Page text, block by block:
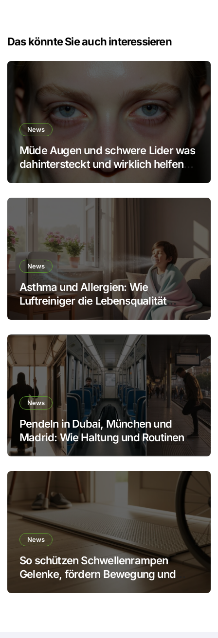
Das könnte Sie auch interessieren
News
Müde Augen und schwere Lider was
dahintersteckt und wirklich helfen
kann
News
Asthma und Allergien: Wie
Luftreiniger die Lebensqualität
verbessern
News
Pendeln in Dubai, München und
Madrid: Wie Haltung und Routinen
den Körper schonen
News
So schützen Schwellenrampen
Gelenke, fördern Bewegung und